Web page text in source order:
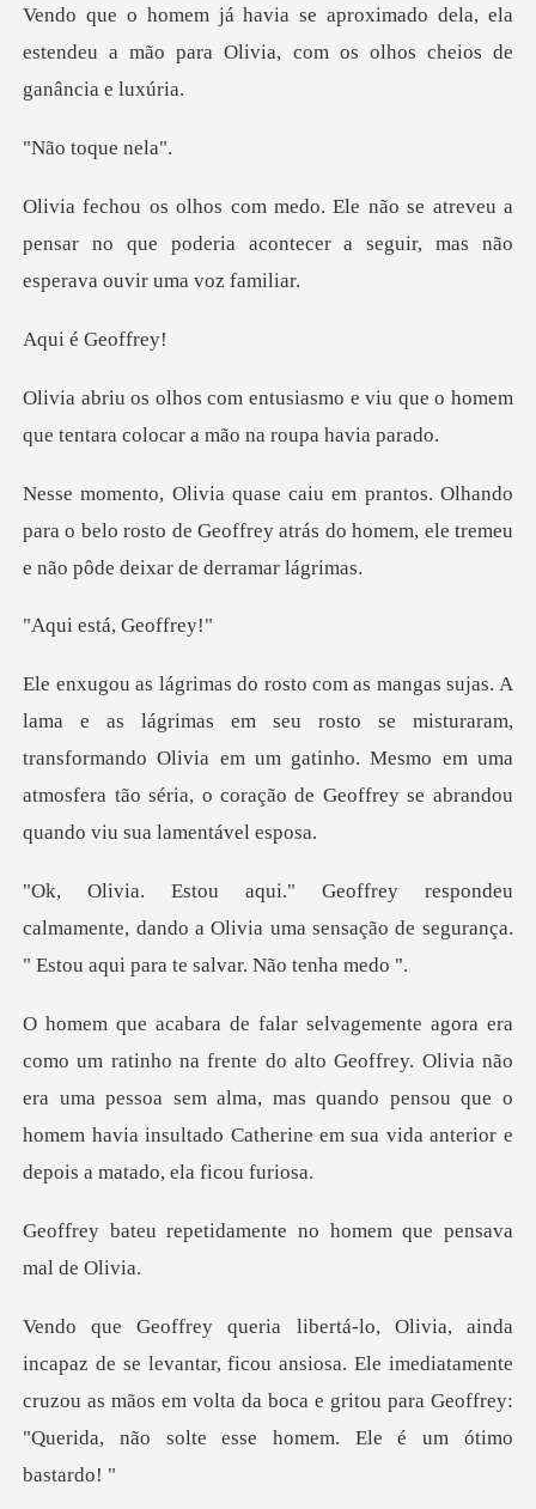
dela, ela
estendeu a mão para Olivia, c
oque n
treveu a
pensar no que poderia acontecer a se
é Geo
mo e viu que o homem
que tentara c
do
para o belo rosto de Geoffrey atrás do homem, e
stá, Ge
u rosto se misturaram,
transformando Olivia em um gatinho. Mesmo em uma
atmosfer
mamente, dando a Olivia uma sensação de seguranç
lto Geoffrey. Olivia não
era uma pessoa sem alma, mas quando pensou que o
homem ha
damente no homem que
, ficou ansiosa. Ele imediatamente
cruzou as mãos em volta da boca e grito